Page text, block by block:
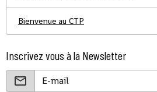
Bienvenue au CTP
Inscrivez vous à la Newsletter